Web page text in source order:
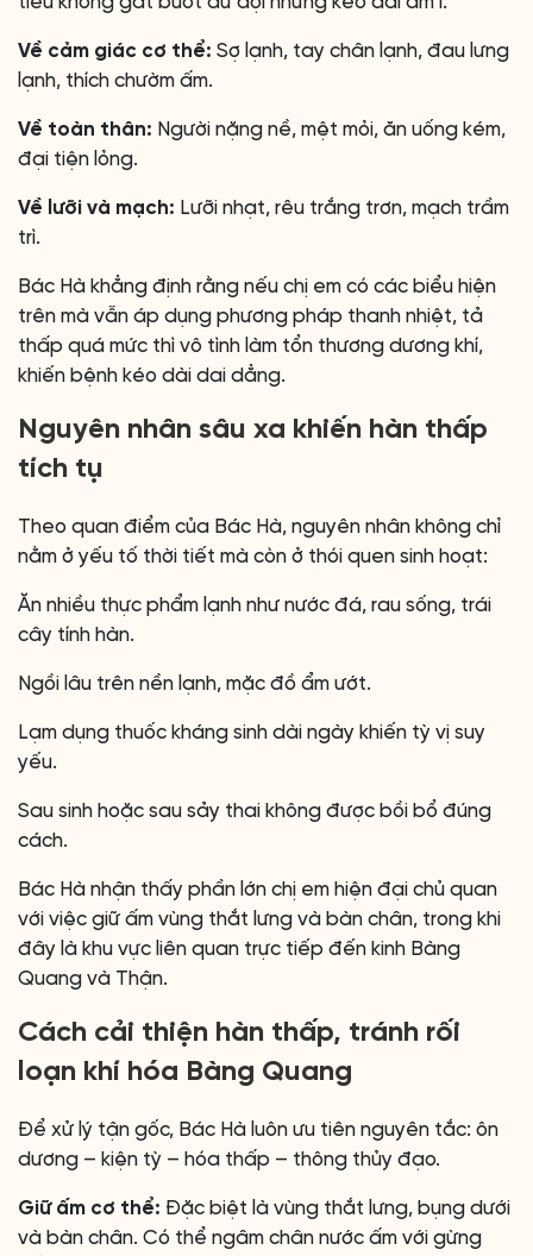
Về cảm giác cơ thể: Sợ lạnh, tay chân lạnh, đau lưng
lạnh, thích chườm ấm.
Về toàn thân: Người nặng nề, mệt mỏi, ăn uống kém,
đại tiện lỏng.
Về lưỡi và mạch: Lưỡi nhạt, rêu trắng trơn, mạch trầm
trì.
Bác Hà khẳng định rằng nếu chị em có các biểu hiện
trên mà vẫn áp dụng phương pháp thanh nhiệt, tả
thấp quá mức thì vô tình làm tổn thương dương khí,
khiến bệnh kéo dài dai dẳng.
Nguyên nhân sâu xa khiến hàn thấp
tích tụ
Theo quan điểm của Bác Hà, nguyên nhân không chỉ
nằm ở yếu tố thời tiết mà còn ở thói quen sinh hoạt:
Ăn nhiều thực phẩm lạnh như nước đá, rau sống, trái
cây tính hàn.
Ngồi lâu trên nền lạnh, mặc đồ ẩm ướt.
Lạm dụng thuốc kháng sinh dài ngày khiến tỳ vị suy
yếu.
Sau sinh hoặc sau sảy thai không được bồi bổ đúng
cách.
Bác Hà nhận thấy phần lớn chị em hiện đại chủ quan
với việc giữ ấm vùng thắt lưng và bàn chân, trong khi
đây là khu vực liên quan trực tiếp đến kinh Bàng
Quang và Thận.
Cách cải thiện hàn thấp, tránh rối
loạn khí hóa Bàng Quang
Để xử lý tận gốc, Bác Hà luôn ưu tiên nguyên tắc: ôn
dương – kiện tỳ – hóa thấp – thông thủy đạo.
Giữ ấm cơ thể: Đặc biệt là vùng thắt lưng, bụng dưới
và bàn chân. Có thể ngâm chân nước ấm với gừng